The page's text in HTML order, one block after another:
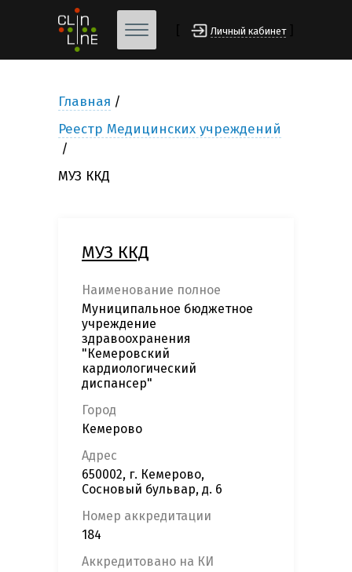
Личный кабинет
Главная
Реестр Медицинских учреждений
МУЗ ККД
МУЗ ККД
Наименование полное
Муниципальное бюджетное
учреждение
здравоохранения
"Кемеровский
кардиологический
диспансер"
Город
Кемерово
Адрес
650002, г. Кемерово,
Сосновый бульвар, д. 6
Номер аккредитации
184
Аккредитовано на КИ